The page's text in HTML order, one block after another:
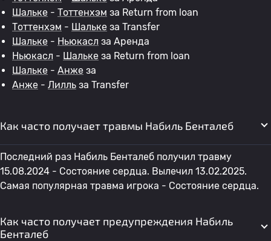
Шальке - Тоттенхэм за Return from loan
Тоттенхэм - Шальке за Transfer
Шальке - Ньюкасл за Аренда
Ньюкасл - Шальке за Return from loan
Шальке - Анже за
Анже - Лилль за Transfer
Как часто получает травмы Набиль Бенталеб
Последний раз Набиль Бенталеб получил травму
15.08.2024 - Состояние сердца. Вылечил 13.02.2025.
Самая популярная травма игрока - Состояние сердца.
Как часто получает предупреждения Набиль
Бенталеб